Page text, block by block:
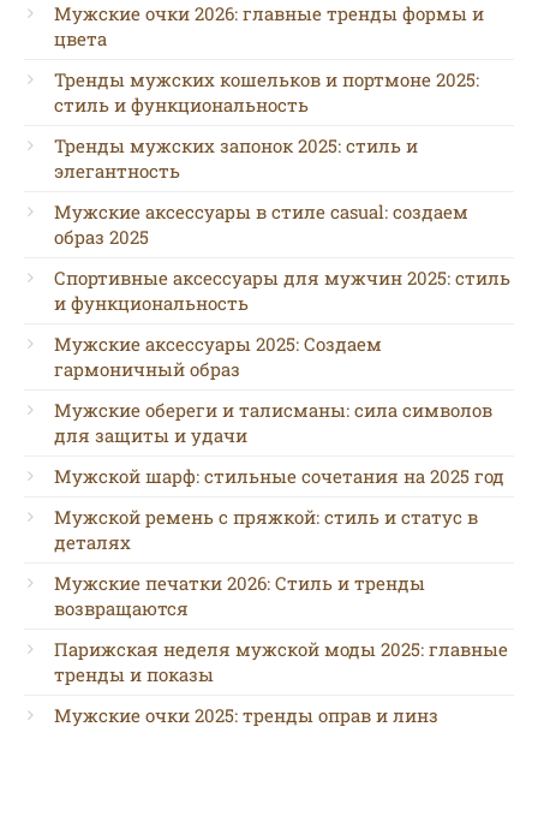
Мужские очки 2026: главные тренды формы и
цвета
Тренды мужских кошельков и портмоне 2025:
стиль и функциональность
Тренды мужских запонок 2025: стиль и
элегантность
Мужские аксессуары в стиле casual: создаем
образ 2025
Спортивные аксессуары для мужчин 2025: стиль
и функциональность
Мужские аксессуары 2025: Создаем
гармоничный образ
Мужские обереги и талисманы: сила символов
для защиты и удачи
Мужской шарф: стильные сочетания на 2025 год
Мужской ремень с пряжкой: стиль и статус в
деталях
Мужские печатки 2026: Стиль и тренды
возвращаются
Парижская неделя мужской моды 2025: главные
тренды и показы
Мужские очки 2025: тренды оправ и линз